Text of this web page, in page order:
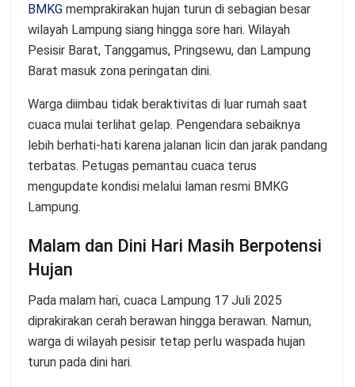
BMKG memprakirakan hujan turun di sebagian besar
wilayah Lampung siang hingga sore hari. Wilayah
Pesisir Barat, Tanggamus, Pringsewu, dan Lampung
Barat masuk zona peringatan dini.
Warga diimbau tidak beraktivitas di luar rumah saat
cuaca mulai terlihat gelap. Pengendara sebaiknya
lebih berhati-hati karena jalanan licin dan jarak pandang
terbatas. Petugas pemantau cuaca terus
mengupdate kondisi melalui laman resmi BMKG
Lampung.
Malam dan Dini Hari Masih Berpotensi
Hujan
Pada malam hari, cuaca Lampung 17 Juli 2025
diprakirakan cerah berawan hingga berawan. Namun,
warga di wilayah pesisir tetap perlu waspada hujan
turun pada dini hari.